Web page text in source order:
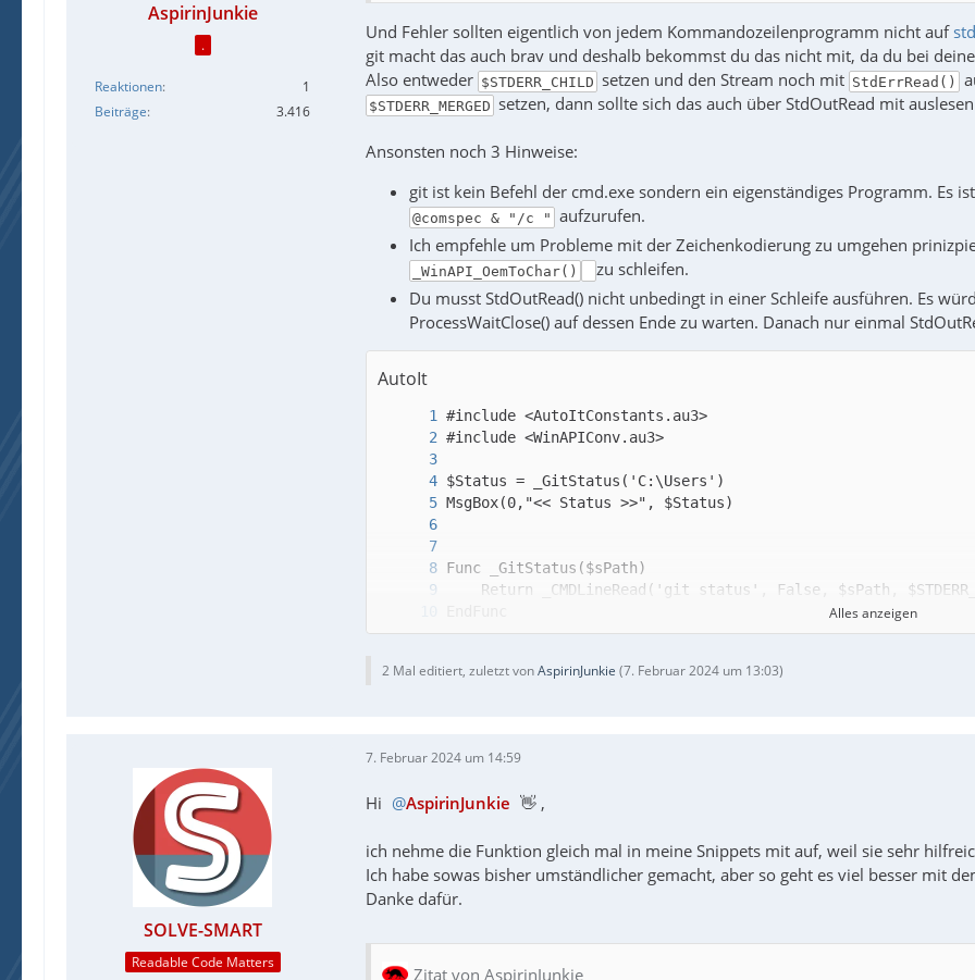
AspirinJunkie
.
Reaktionen
1
Beiträge
3.416
Und Fehler sollten eigentlich von jedem Kommandozeilenprogramm nicht auf
git macht das auch brav und deshalb bekommst du das nicht mit, da du bei
Also entweder $STDERR_CHILD setzen und den Stream noch mit StdErrRead()
$STDERR_MERGED setzen, dann sollte sich das auch über StdOutRead mit
Ansonsten noch 3 Hinweise:
git ist kein Befehl der cmd.exe sondern ein eigenständiges Programm. Es
@comspec & "/c " aufzurufen.
Ich empfehle um Probleme mit der Zeichenkodierung zu umgehen
_WinAPI_OemToChar()
zu schleifen.
Du musst StdOutRead() nicht unbedingt in einer Schleife ausführen. Es
ProcessWaitClose() auf dessen Ende zu warten. Danach nur einmal
AutoIt
EndFunc
Alles anzeigen
2 Mal editiert, zuletzt vonAspirinJunkie (7. Februar 2024 um 13:03)
SOLVE-SMART
Readable Code Matters
7. Februar 2024 um 14:59
Hi AspirinJunkie 👋 ,
ich nehme die Funktion gleich mal in meine Snippets mit auf, weil sie sehr
Ich habe sowas bisher umständlicher gemacht, aber so geht es viel besser mit
Danke dafür.
Zitat von AspirinJunkie